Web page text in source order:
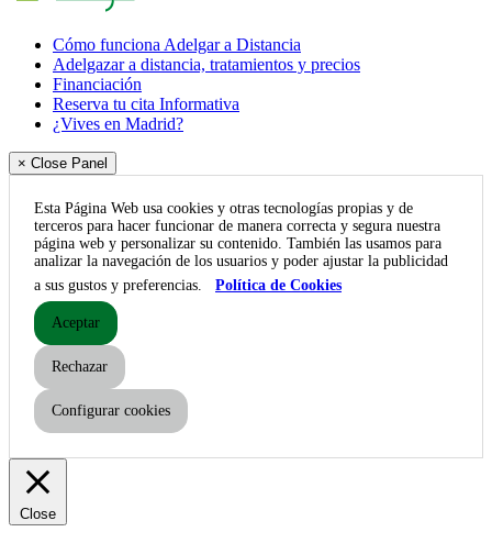
Cómo funciona Adelgar a Distancia
Adelgazar a distancia, tratamientos y precios
Financiación
Reserva tu cita Informativa
¿Vives en Madrid?
× Close Panel
Esta Página Web usa cookies y otras tecnologías propias y de
terceros para hacer funcionar de manera correcta y segura nuestra
página web y personalizar su contenido. También las usamos para
analizar la navegación de los usuarios y poder ajustar la publicidad
a sus gustos y preferencias.
Política de Cookies
Aceptar
Rechazar
Configurar cookies
Close